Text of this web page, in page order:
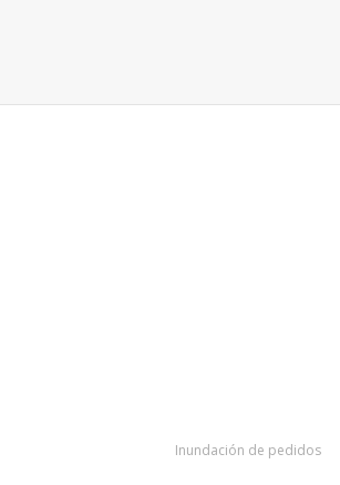
Inundación de pedidos